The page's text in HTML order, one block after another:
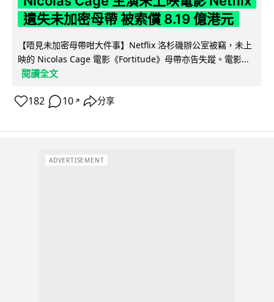
遺失未加密母帶 被索償 8.19 億港元
【唔見未加密母帶咁大件事】Netflix 洛杉磯辦公室被竊，未上
映的 Nicolas Cage 電影《Fortitude》母帶亦告失蹤。電影...
閱讀全文
182 10 ↗ 分享
ADVERTISEMENT